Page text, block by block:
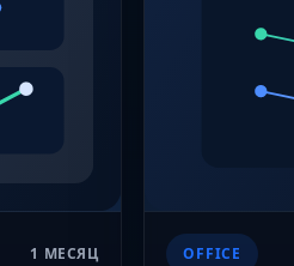
1 МЕСЯЦ OFFICE